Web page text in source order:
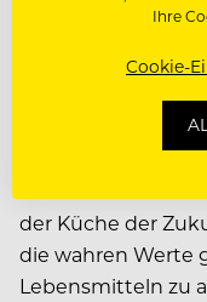
noch stärker
sind out, jetzt sind
so Walkensteiner.
zu Saisonalität –
der Küche der
die wahren Werte
Lebensmitteln zu
Ihre
Cookie-